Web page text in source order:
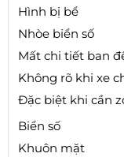
Hình bị bể
Nhòe biển số
Mất chi tiết ban
Không rõ khi xe
Đặc biệt khi cần
Biển số
Khuôn mặt